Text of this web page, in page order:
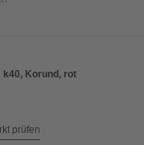
k40, Korund, rot
prüfen